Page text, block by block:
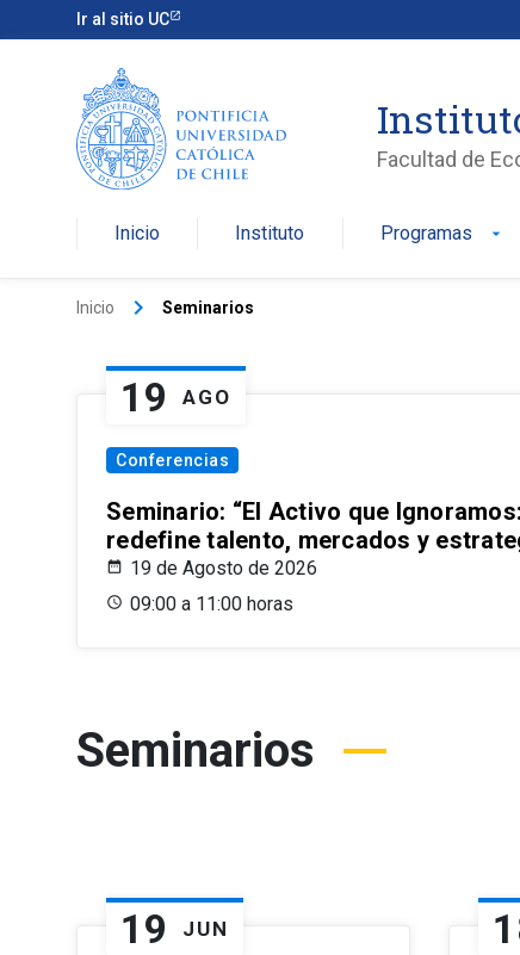
Ir al sitio UC
Facultad de
Inicio Instituto Programas arrow_drop_down
Inicio keyboard_arrow_right Seminarios
19 AGO
Conferencias
Seminario: “El Activo que
redefine talento, mercados y
19 de Agosto de 2026
09:00 a 11:00 horas
Seminarios
19 JUN